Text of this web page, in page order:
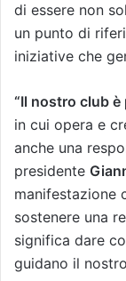
di essere non
un punto di
iniziative che
“Il nostro club
in cui opera e
anche una
presidente
manifestazione
sostenere una
significa dare
guidano il